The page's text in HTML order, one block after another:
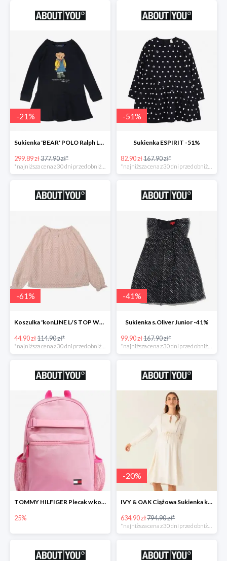
-21%
Sukienka 'BEAR' POLO Ralph Lauren -21%
299.89 zł377.90 zł*
-51%
Sukienka ESPIRIT -51%
82.90 zł167.90 zł*
-61%
Koszulka 'konLINE L/S TOP WVN' KIDS ONLY -61%
44.90 zł114.90 zł*
-41%
Sukienka s.Oliver Junior -41%
99.90 zł167.90 zł*
TOMMY HILFIGER Plecak w kolorze różowym -25%
25%
-20%
IVY & OAK Ciążowa Sukienka koszulowa -20%
634.90 zł794.90 zł*
*najniższa cena z 30 dni przed obniżką